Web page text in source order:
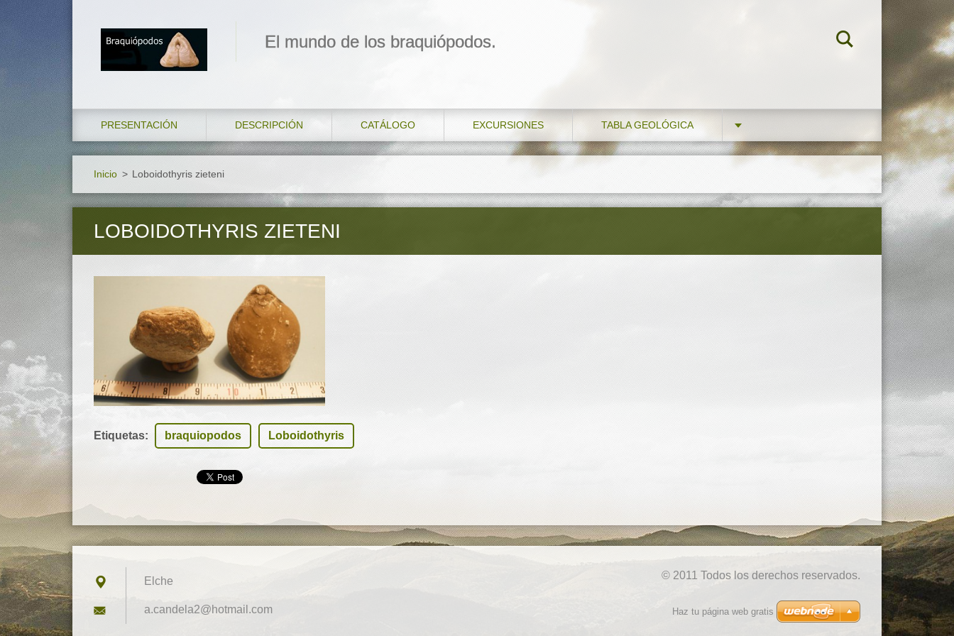
El mundo de los braquiópodos.
PRESENTACIÓN DESCRIPCIÓN CATÁLOGO EXCURSIONES TABLA GEOLÓGICA
Inicio > Loboidothyris zieteni
LOBOIDOTHYRIS ZIETENI
Etiquetas: braquiopodos Loboidothyris
Elche
a.candel a2@hotmail.com
© 2011 Todos los derechos reservados.
Haz tu página web gratis